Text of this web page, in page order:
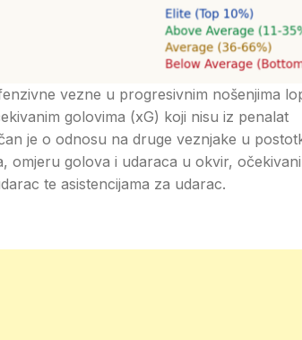
vezne u progresivnim nošenjima
golovima (xG) koji nisu iz penalat
je o odnosu na druge veznjake u
omjeru golova i udaraca u okvir,
te asistencijama za udarac.